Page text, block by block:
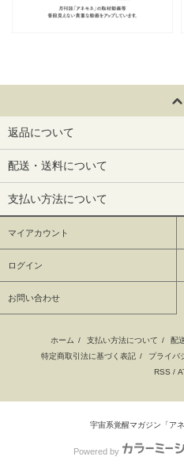
返品について
配送・送料について
支払い方法について
マイアカウント
ログイン
お問い合わせ
ホーム / 支払い方法について / 配
特定商取引法に基づく表記 / プライバ
RSS /
宇宙系覚醒マガジン「ア
Powered by